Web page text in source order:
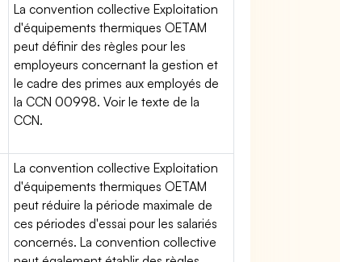
La convention collective Exploitation
d'équipements thermiques OETAM
peut définir des règles pour les
employeurs concernant la gestion et
le cadre des primes aux employés de
la CCN 00998. Voir le texte de la
CCN.
La convention collective Exploitation
d'équipements thermiques OETAM
peut réduire la période maximale de
ces périodes d'essai pour les salariés
concernés. La convention collective